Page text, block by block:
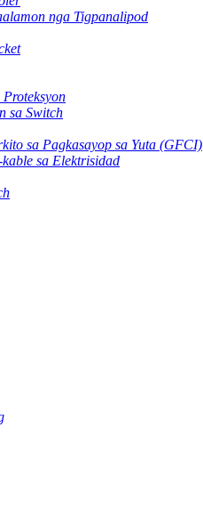
nga Tigpanalipod
sa Switch
sa Pagkasayop sa Yuta (GFCI)
sa Elektrisidad